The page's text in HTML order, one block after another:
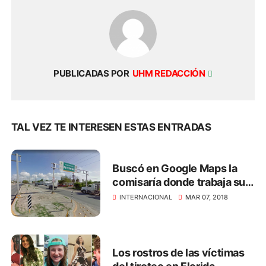
PUBLICADAS POR UHM REDACCIÓN
TAL VEZ TE INTERESEN ESTAS ENTRADAS
Buscó en Google Maps la
comisaría donde trabaja su
marido y descubrió su
INTERNACIONAL MAR 07, 2018
Los rostros de las víctimas